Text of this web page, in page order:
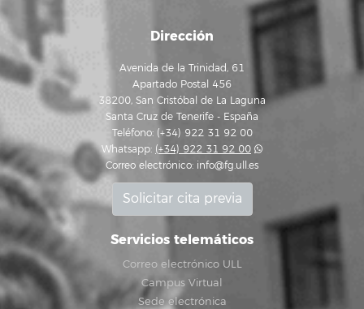
Dirección
Avenida de la Trinidad, 61
Apartado Postal 456
38200, San Cristóbal de La Laguna
Santa Cruz de Tenerife - España
Teléfono: (+34) 922 31 92 00
Whatsapp: (+34) 922 31 92 00
Correo electrónico: info@fg.ull.es
Solicitar cita previa
Servicios telemáticos
Correo electrónico ULL
Campus Virtual
Sede electrónica